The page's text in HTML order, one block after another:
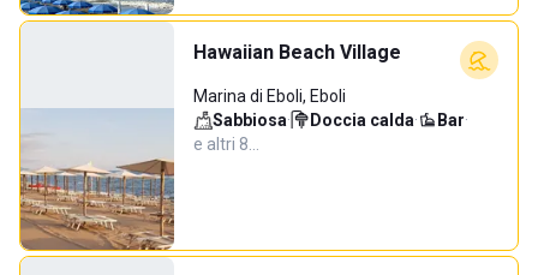
Hawaiian Beach Village
Marina di Eboli, Eboli
Sabbiosa· Doccia calda· Bar·
e altri 8…